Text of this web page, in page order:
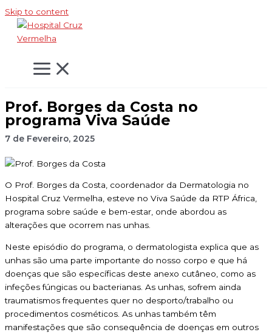
Skip to content
Prof. Borges da Costa no
programa Viva Saúde
7 de Fevereiro, 2025
O Prof. Borges da Costa, coordenador da Dermatologia no
Hospital Cruz Vermelha, esteve no Viva Saúde da RTP África,
programa sobre saúde e bem-estar, onde abordou as
alterações que ocorrem nas unhas.
Neste episódio do programa, o dermatologista explica que as
unhas são uma parte importante do nosso corpo e que há
doenças que são específicas deste anexo cutâneo, como as
infeções fúngicas ou bacterianas. As unhas, sofrem ainda
traumatismos frequentes quer no desporto/trabalho ou
procedimentos cosméticos. As unhas também têm
manifestações que são consequência de doenças em outros